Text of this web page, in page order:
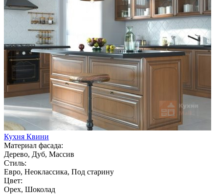
Кухня Квини
Материал фасада:
Дерево, Дуб, Массив
Стиль:
Евро, Неоклассика, Под старину
Цвет:
Орех, Шоколад